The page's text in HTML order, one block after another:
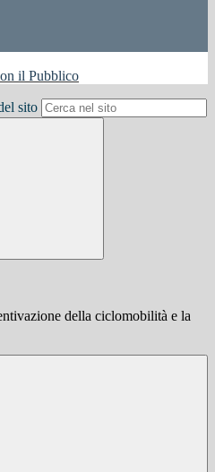
il Pubblico
sito
della ciclomobilità e la